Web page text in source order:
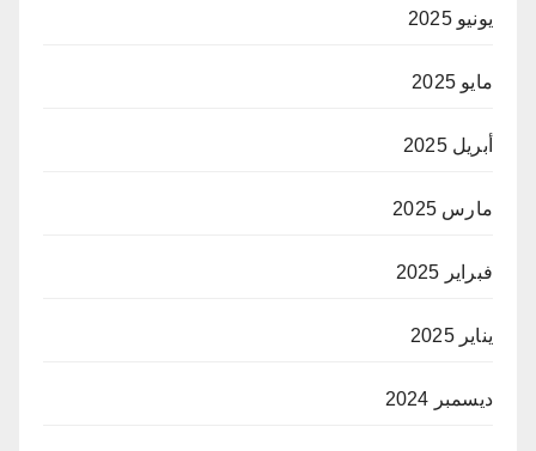
يونيو 2025
مايو 2025
أبريل 2025
مارس 2025
فبراير 2025
يناير 2025
ديسمبر 2024